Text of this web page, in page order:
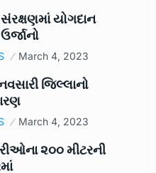
યોગદાન
March 4, 2023
જિલ્લાનો
March 4, 2023
૨૦૦ મીટરની